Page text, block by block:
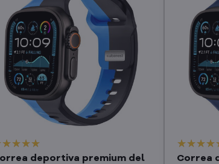
deportiva premium del
Correa